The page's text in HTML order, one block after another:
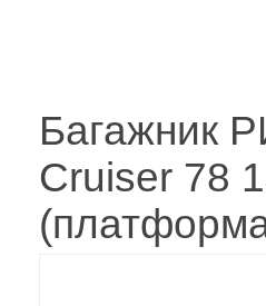
Багажник
Cruiser 78